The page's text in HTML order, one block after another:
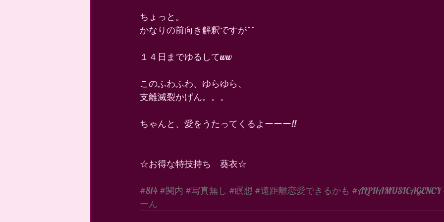
ちょっと。
かなりの前向き解釈ですが^^
１４日までゆるしてww
このふわふわ、ゆらゆら、
支離滅裂かげん。。。
ちゃんと、愛をうたってくるよーーー!!
☆お得な特技持ち　葵衣☆
#814 #関内 #写真無し #瞑想 #遠距離恋愛できるかも #ALPHAMUSICAGENCY
ーん